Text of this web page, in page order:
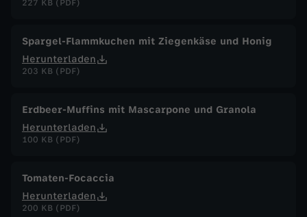
227 KB (PDF)
Spargel-Flammkuchen mit Ziegenkäse und Honig
Herunterladen
203 KB (PDF)
Erdbeer-Muffins mit Mascarpone und Granola
Herunterladen
100 KB (PDF)
Tomaten-Focaccia
Herunterladen
200 KB (PDF)